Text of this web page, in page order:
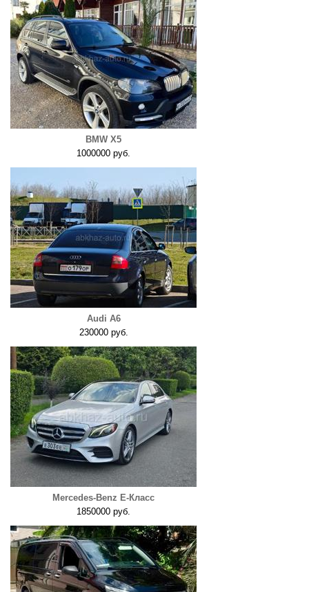
BMW X5
1000000 руб.
Audi A6
230000 руб.
Mercedes-Benz E-Класс
1850000 руб.